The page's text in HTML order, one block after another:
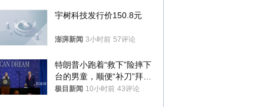
宇树科技发行价150.8元
澎湃新闻 3小时前 57评论
特朗普小跑着“救下”险摔下
台的男童，顺便“补刀”拜
登：“我可不想他像拜登一
极目新闻 10小时前 43评论